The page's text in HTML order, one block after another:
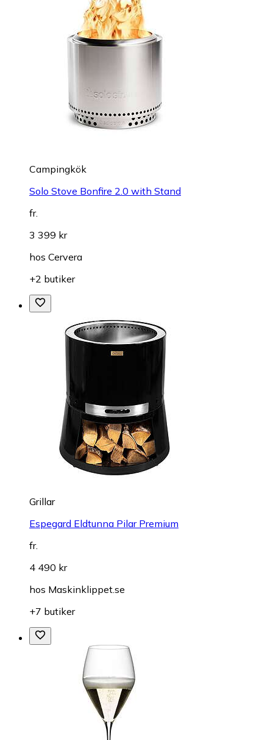
Campingkök
Solo Stove Bonfire 2.0 with Stand
fr.
3 399 kr
hos Cervera
+2 butiker
Grillar
Espegard Eldtunna Pilar Premium
fr.
4 490 kr
hos Maskinklippet.se
+7 butiker